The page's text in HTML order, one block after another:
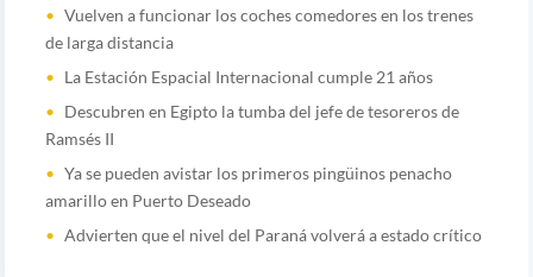
Vuelven a funcionar los coches comedores en los trenes
de larga distancia
La Estación Espacial Internacional cumple 21 años
Descubren en Egipto la tumba del jefe de tesoreros de
Ramsés II
Ya se pueden avistar los primeros pingüinos penacho
amarillo en Puerto Deseado
Advierten que el nivel del Paraná volverá a estado crítico